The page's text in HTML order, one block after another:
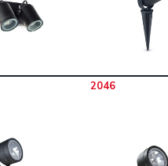
2046